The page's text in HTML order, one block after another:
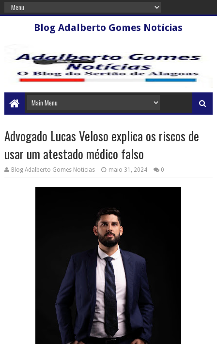
Blog Adalberto Gomes Notícias
Advogado Lucas Veloso explica os riscos de
usar um atestado médico falso
Blog Adalberto Gomes Noticias maio 31, 2024 0